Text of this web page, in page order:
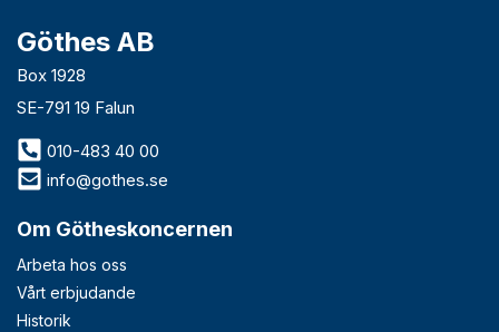
Göthes AB
Box 1928
SE-791 19 Falun
010-483 40 00
info@gothes.se
Om Götheskoncernen
Arbeta hos oss
Vårt erbjudande
Historik